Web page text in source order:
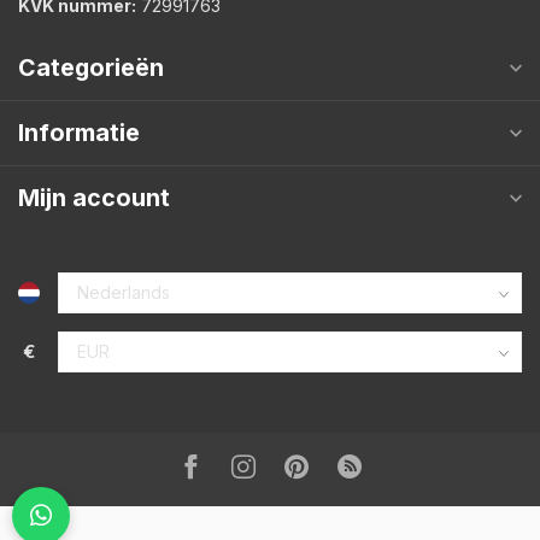
KVK nummer: 72991763
Categorieën
Informatie
Mijn account
€